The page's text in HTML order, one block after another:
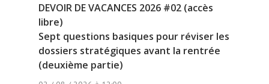
DEVOIR DE VACANCES 2026 #02 (accès
libre)
Sept questions basiques pour réviser les
dossiers stratégiques avant la rentrée
(deuxième partie)